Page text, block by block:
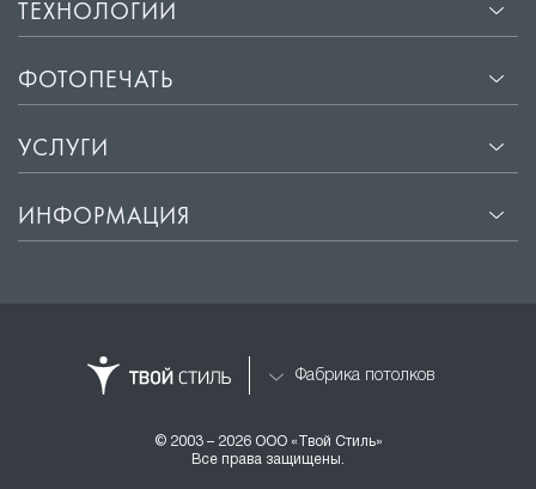
ТЕХНОЛОГИИ
ФОТОПЕЧАТЬ
УСЛУГИ
ИНФОРМАЦИЯ
Фабрика потолков
© 2003 – 2026 ООО «Твой Стиль»
Все права защищены.